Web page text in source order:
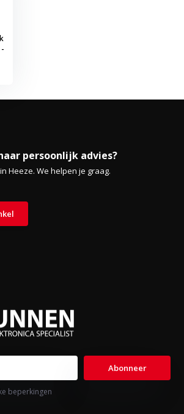
persoonlijk advies?
Heeze. We helpen je graag.
Abonneer
beperkingen